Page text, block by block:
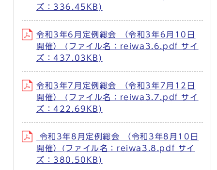
ズ：336.45KB)
令和3年6月定例総会 （令和3年6月10日
開催） (ファイル名：reiwa3.6.pdf サイ
ズ：437.03KB)
令和3年7月定例総会 （令和3年7月12日
開催） (ファイル名：reiwa3.7.pdf サイ
ズ：422.69KB)
令和3年8月定例総会 （令和3年8月10日
開催）(ファイル名：reiwa3.8.pdf サイ
ズ：380.50KB)